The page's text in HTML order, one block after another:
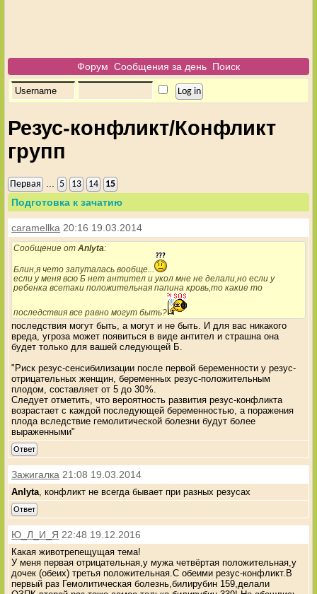
Форум Сообщения за день Поиск
Резус-конфликт/Конфликт
групп
Первая 5 13 14 15
Подготовка к зачатию
caramellka 20:16 19.03.2014
Сообщение от Anlyta:
Блин,я чето запуталась вообще...
если у меня всю Б нет антител и укол мне не делали,но если у
ребенка всетаки положительная папина кровь,то какие то
последствия все равно могут быть?
последствия могут быть, а могут и не быть. И для вас никакого
вреда, угроза может появиться в виде антител и страшна она
будет только для вашей следующей Б.
"Риск резус-сенсибилизации после первой беременности у резус-
отрицательных женщин, беременных резус-положительным
плодом, составляет от 5 до 30 %.
Следует отметить, что вероятность развития резус-конфликта
возрастает с каждой последующей беременностью, а поражения
плода вследствие гемолитической болезни будут более
выраженными"
Ответ
Зажигалка 21:08 19.03.2014
Anlyta , конфликт не всегда бывает при разных резусах
Ответ
Ю_Л_И_Я 22:48 19.12.2016
Какая животрепещущая тема!
У меня первая отрицательная,у мужа четвёртая положительная,у
дочек (обеих) третья положительная.С обеими резус-конфликт.В
первый раз Гемолитическая болезнь,билирубин 159,делали